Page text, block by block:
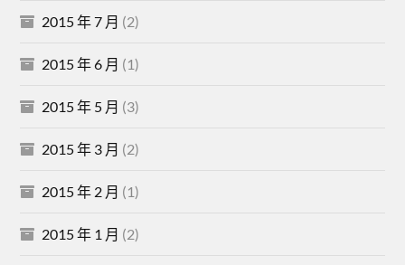
2015 年 7 月 (2)
2015 年 6 月 (1)
2015 年 5 月 (3)
2015 年 3 月 (2)
2015 年 2 月 (1)
2015 年 1 月 (2)